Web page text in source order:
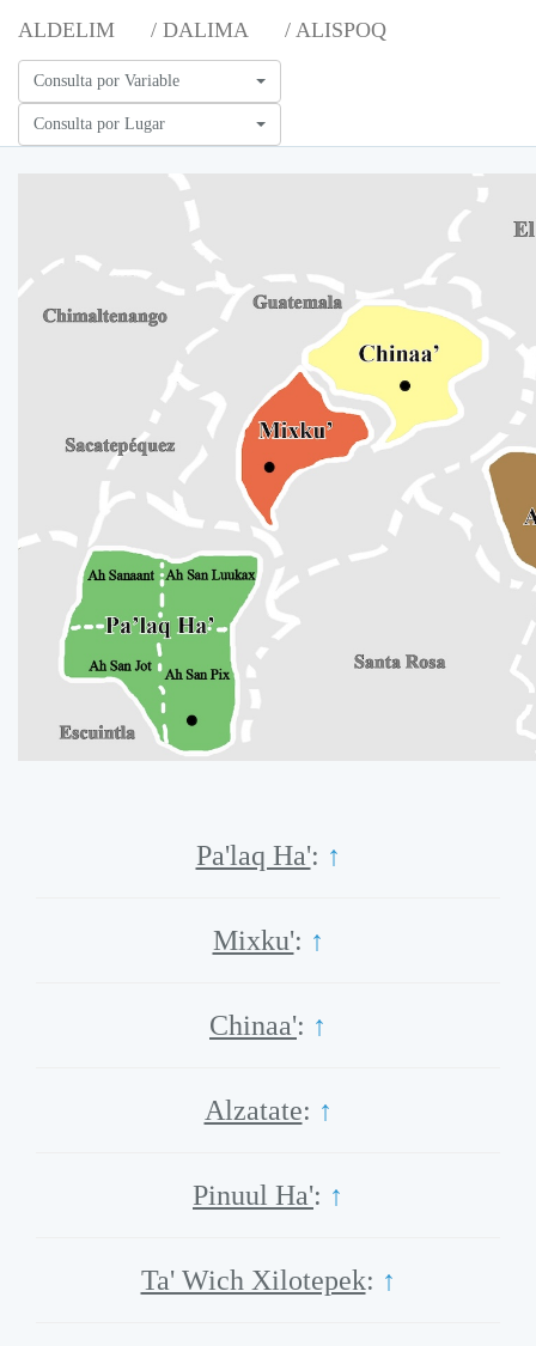
ALDELIM / DALIMA / ALISPOQ
Consulta por Variable
Consulta por Lugar
Pa'laq Ha': ↑
Mixku': ↑
Chinaa': ↑
Alzatate: ↑
Pinuul Ha': ↑
Ta' Wich Xilotepek: ↑